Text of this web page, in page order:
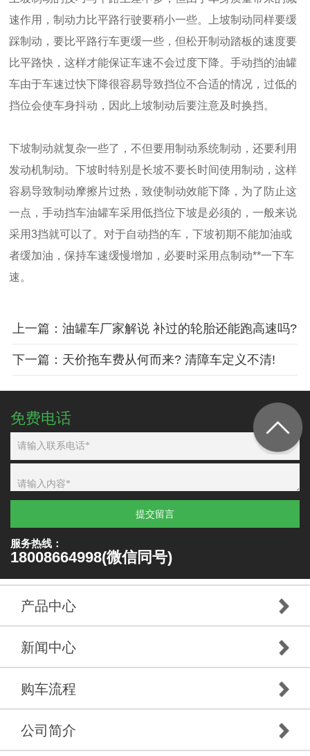
速作用，制动力比平路行驶要稍小一些。上坡制动同样要缓
踩制动，要比平路行车更缓一些，但松开制动踏板的速度要
比平路快，这样才能保证车速不会过度下降。手动挡的油罐
车由于车速过快下降很容易导致挡位不合适的情况，过低的
挡位会使车身抖动，因此上坡制动后要注意及时换挡。
下坡制动就复杂一些了，不但要用制动系统制动，还要利用
发动机制动。下坡时特别是长坡不要长时间使用制动，这样
容易导致制动摩擦片过热，致使制动效能下降，为了防止这
一点，手动挡车油罐车采用低挡位下坡是必须的，一般来说
采用3挡就可以了。对于自动挡的车，下坡初期不能加油或
者缓加油，保持车速缓慢增加，必要时采用点制动**一下车
速。
上一篇：油罐车厂家解说 补过的轮胎还能跑高速吗?
下一篇：天价拖车费从何而来? 清障车定义不清!
免费电话
提交留言
服务热线：
18008664998(微信同号)
产品中心
新闻中心
购车流程
公司简介